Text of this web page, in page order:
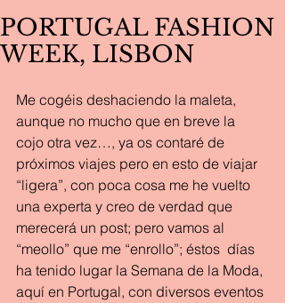
PORTUGAL FASHION
WEEK, LISBON
Me cogéis deshaciendo la maleta,
aunque no mucho que en breve la
cojo otra vez…, ya os contaré de
próximos viajes pero en esto de viajar
“ligera”, con poca cosa me he vuelto
una experta y creo de verdad que
merecerá un post; pero vamos al
“meollo” que me “enrollo”; éstos  días
ha tenido lugar la Semana de la Moda,
aquí en Portugal, con diversos eventos